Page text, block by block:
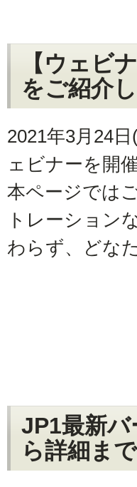
【ウェビ
をご紹介
2021年3月24
ェビナーを開
本ページでは
トレーション
わらず、どな
JP1最新
ら詳細ま